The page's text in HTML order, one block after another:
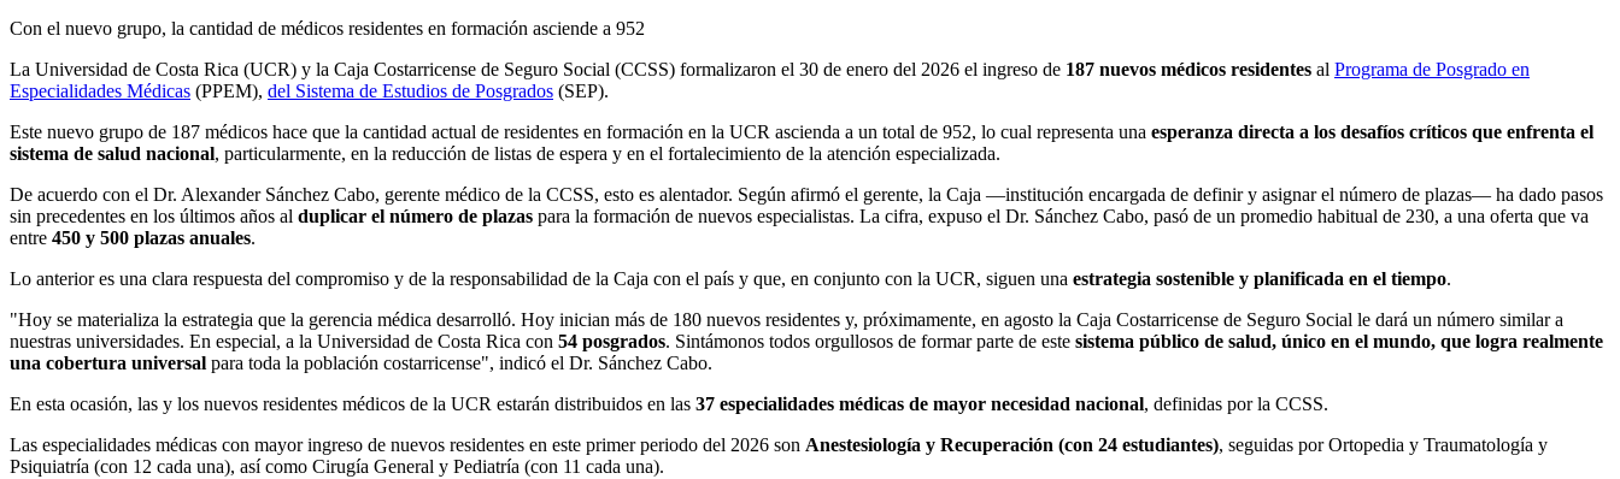
Con el nuevo grupo, la cantidad de médicos residentes en formación asciende a 952
La Universidad de Costa Rica (UCR) y la Caja Costarricense de Seguro Social (CCSS) formalizaron el 30 de enero del 2026 el ingreso de 187 nuevos médicos residentes al Programa de Posgrado en
Especialidades Médicas (PPEM), del Sistema de Estudios de Posgrados (SEP).
Este nuevo grupo de 187 médicos hace que la cantidad actual de residentes en formación en la UCR ascienda a un total de 952, lo cual representa una esperanza directa a los desafíos críticos que enfrenta el
sistema de salud nacional, particularmente, en la reducción de listas de espera y en el fortalecimiento de la atención especializada.
De acuerdo con el Dr. Alexander Sánchez Cabo, gerente médico de la CCSS, esto es alentador. Según afirmó el gerente, la Caja —institución encargada de definir y asignar el número de plazas— ha dado pasos
sin precedentes en los últimos años al duplicar el número de plazas para la formación de nuevos especialistas. La cifra, expuso el Dr. Sánchez Cabo, pasó de un promedio habitual de 230, a una oferta que va
entre 450 y 500 plazas anuales.
Lo anterior es una clara respuesta del compromiso y de la responsabilidad de la Caja con el país y que, en conjunto con la UCR, siguen una estrategia sostenible y planificada en el tiempo.
"Hoy se materializa la estrategia que la gerencia médica desarrolló. Hoy inician más de 180 nuevos residentes y, próximamente, en agosto la Caja Costarricense de Seguro Social le dará un número similar a
nuestras universidades. En especial, a la Universidad de Costa Rica con 54 posgrados. Sintámonos todos orgullosos de formar parte de este sistema público de salud, único en el mundo, que logra realmente
una cobertura universal para toda la población costarricense", indicó el Dr. Sánchez Cabo.
En esta ocasión, las y los nuevos residentes médicos de la UCR estarán distribuidos en las 37 especialidades médicas de mayor necesidad nacional, definidas por la CCSS.
Las especialidades médicas con mayor ingreso de nuevos residentes en este primer periodo del 2026 son Anestesiología y Recuperación (con 24 estudiantes), seguidas por Ortopedia y Traumatología y
Psiquiatría (con 12 cada una), así como Cirugía General y Pediatría (con 11 cada una).